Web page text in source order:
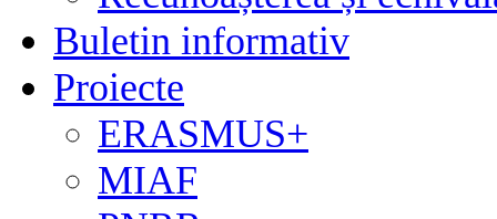
Buletin informativ
Proiecte
ERASMUS+
MIAF